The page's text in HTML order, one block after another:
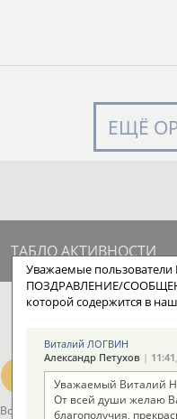
ЕЩЁ
ТАБЛО АКТИВНОСТИ
ЦЕЛИ ПРОЕКТА
Вопросы сотрудничества и
Уважаемые
ПОЗДРАВЛЕНИЕ/
которой содержится в
Виталий ЛОГВИН
Александр Петухов| 11:41
Уважаемый Виталий
От всей души желаю
благополучия,